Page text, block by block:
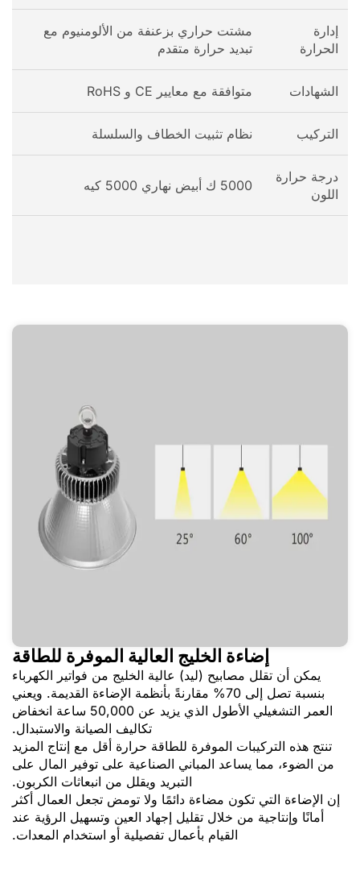
إدارة
الحرارة
مشتت حراري بزعنفة من الألومنيوم مع
تبديد حرارة متقدم
الشهادات متوافقة مع معايير CE و RoHS
التركيب نظام تثبيت الخطاف والسلسلة
درجة حرارة
اللون
5000 ك أبيض نهاري 5000 كيه
إضاءة الخليج العالية الموفرة للطاقة
يمكن أن تقلل مصابيح (ليد) عالية الخليج من فواتير الكهرباء
بنسبة تصل إلى 70% مقارنةً بأنظمة الإضاءة القديمة. ويعني
العمر التشغيلي الأطول الذي يزيد عن 50,000 ساعة انخفاض
تكاليف الصيانة والاستبدال.
تنتج هذه التركيبات الموفرة للطاقة حرارة أقل مع إنتاج المزيد
من الضوء، مما يساعد المباني الصناعية على توفير المال على
التبريد ويقلل من انبعاثات الكربون.
إن الإضاءة التي تكون مضاءة دائمًا ولا تومض تجعل العمال أكثر
أمانًا وإنتاجية من خلال تقليل إجهاد العين وتسهيل الرؤية عند
القيام بأعمال تفصيلية أو استخدام المعدات.